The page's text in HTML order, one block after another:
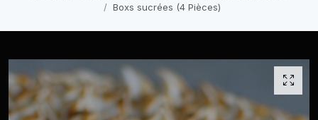
Boxs sucrées (4 Pièces)